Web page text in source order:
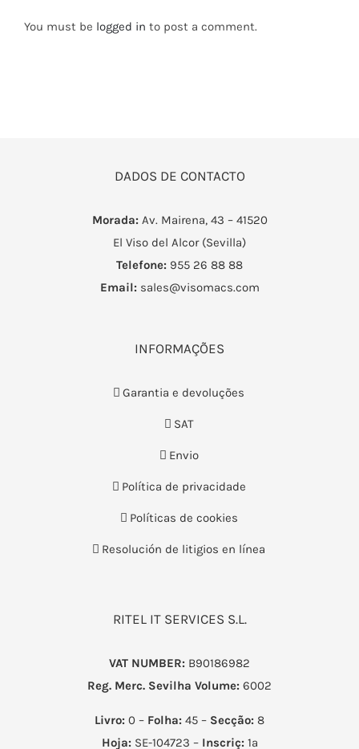
You must be logged in to post a comment.
DADOS DE CONTACTO
Morada:Av. Mairena, 43 – 41520
El Viso del Alcor (Sevilla)
Telefone: 955 26 88 88
Email:sales@visomacs.com
INFORMAÇÕES
Garantia e devoluções
SAT
Envio
Política de privacidade
Políticas de cookies
Resolución de litigios en línea
RITEL IT SERVICES S.L.
VAT NUMBER: B90186982
Reg. Merc. Sevilha Volume: 6002
Livro: 0 – Folha: 45 – Secção: 8
Hoja:SE-104723 – Inscriç:1ª